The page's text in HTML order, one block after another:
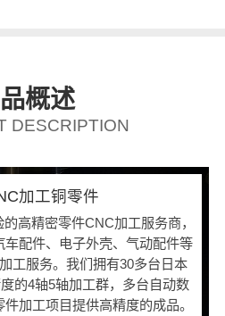
概述
DESCRIPTION
加工铜零件
高精密零件CNC加工服务商，
配件、电子外壳、气动配件等
工服务。我们拥有30多台日本
的4轴5轴加工群，多台自动数
加工项目提供高精度的成品。